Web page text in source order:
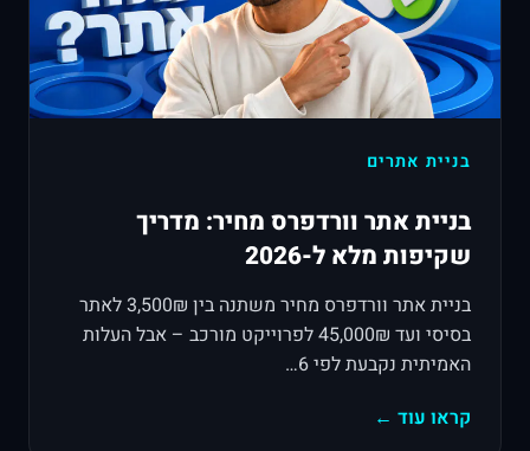
בניית אתרים
בניית אתר וורדפרס מחיר: מדריך
שקיפות מלא ל-2026
בניית אתר וורדפרס מחיר משתנה בין 3,500₪ לאתר
בסיסי ועד 45,000₪ לפרוייקט מורכב – אבל העלות
האמיתית נקבעת לפי 6…
קראו עוד ←